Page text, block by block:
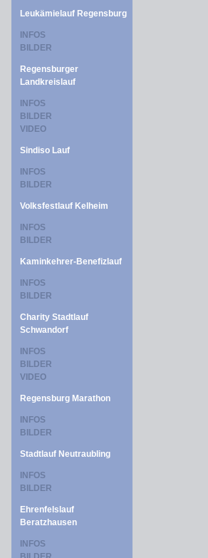
Leukämielauf Regensburg
INFOS
BILDER
Regensburger
Landkreislauf
INFOS
BILDER
VIDEO
Sindiso Lauf
INFOS
BILDER
Volksfestlauf Kelheim
INFOS
BILDER
Kaminkehrer-Benefizlauf
INFOS
BILDER
Charity Stadtlauf
Schwandorf
INFOS
BILDER
VIDEO
Regensburg Marathon
INFOS
BILDER
Stadtlauf Neutraubling
INFOS
BILDER
Ehrenfelslauf
Beratzhausen
INFOS